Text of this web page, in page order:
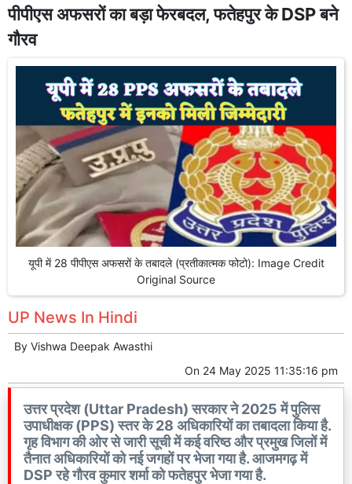
पीपीएस अफसरों का बड़ा फेरबदल, फतेहपुर के DSP बने
गौरव
यूपी में 28 पीपीएस अफसरों के तबादले (प्रतीकात्मक फोटो): Image Credit
Original Source
UP News In Hindi
By Vishwa Deepak Awasthi
On 24 May 2025 11:35:16 pm
उत्तर प्रदेश (Uttar Pradesh) सरकार ने 2025 में पुलिस
उपाधीक्षक (PPS) स्तर के 28 अधिकारियों का तबादला किया है.
गृह विभाग की ओर से जारी सूची में कई वरिष्ठ और प्रमुख जिलों में
तैनात अधिकारियों को नई जगहों पर भेजा गया है. आजमगढ़ में
DSP रहे गौरव कुमार शर्मा को फतेहपुर भेजा गया है.